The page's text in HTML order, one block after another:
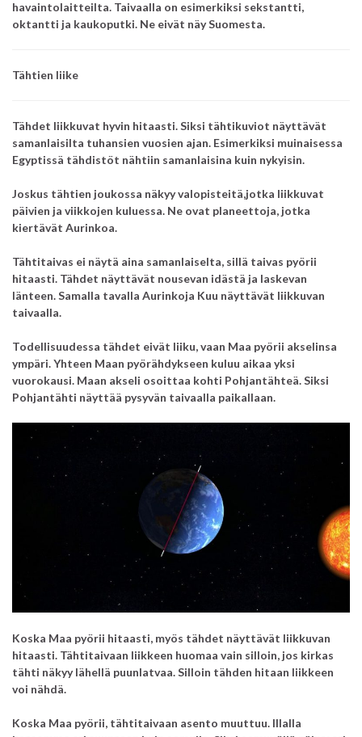
havaintolaitteilta. Taivaalla on esimerkiksi sekstantti,
oktantti ja kaukoputki. Ne eivät näy Suomesta.
Tähtien liike
Tähdet liikkuvat hyvin hitaasti. Siksi tähtikuviot näyttävät
samanlaisilta tuhansien vuosien ajan. Esimerkiksi muinaisessa
Egyptissä tähdistöt nähtiin samanlaisina kuin nykyisin.
Joskus tähtien joukossa näkyy valopisteitä,jotka liikkuvat
päivien ja viikkojen kuluessa. Ne ovat planeettoja, jotka
kiertävät Aurinkoa.
Tähtitaivas ei näytä aina samanlaiselta, sillä taivas pyörii
hitaasti. Tähdet näyttävät nousevan idästä ja laskevan
länteen. Samalla tavalla Aurinkoja Kuu näyttävät liikkuvan
taivaalla.
Todellisuudessa tähdet eivät liiku, vaan Maa pyörii akselinsa
ympäri. Yhteen Maan pyörähdykseen kuluu aikaa yksi
vuorokausi. Maan akseli osoittaa kohti Pohjantähteä. Siksi
Pohjantähti näyttää pysyvän taivaalla paikallaan.
Koska Maa pyörii hitaasti, myös tähdet näyttävät liikkuvan
hitaasti. Tähtitaivaan liikkeen huomaa vain silloin, jos kirkas
tähti näkyy lähellä puunlatvaa. Silloin tähden hitaan liikkeen
voi nähdä.
Koska Maa pyörii, tähtitaivaan asento muuttuu. Illalla